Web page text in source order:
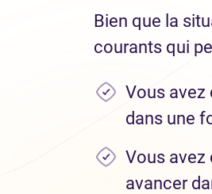
Bien que la
courants qui
Vous avez
dans une
Vous avez
avancer